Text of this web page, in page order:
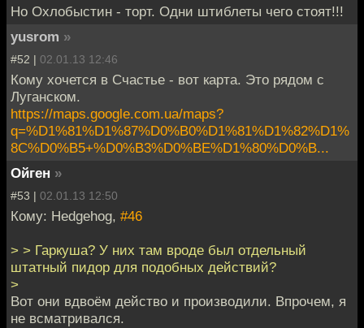
Но Охлобыстин - торт. Одни штиблеты чего стоят!!!
yusrom »
#52 | 02.01.13 12:46
Кому хочется в Счастье - вот карта. Это рядом с
Луганском.
https://maps.google.com.ua/maps?
q=%D1%81%D1%87%D0%B0%D1%81%D1%82%D1%
8C%D0%B5+%D0%B3%D0%BE%D1%80%D0%B...
Ойген »
#53 | 02.01.13 12:50
Кому: Hedgehog, #46
> > Гаркуша? У них там вроде был отдельный
штатный пидор для подобных действий?
>
Вот они вдвоём действо и производили. Впрочем, я
не всматривался.